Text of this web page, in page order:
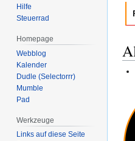
Hilfe
Steuerrad
Homepage
Webblog
Kalender
Dudle (Selectorrr)
Mumble
Pad
Werkzeuge
Links auf diese Seite